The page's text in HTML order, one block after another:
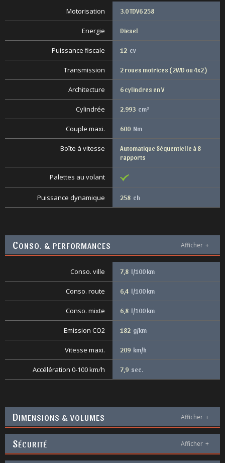
Motorisation 3.0 TDV6 258
Energie Diesel
Puissance fiscale 12 cv
Transmission 2 roues motrices ( 2WD ou 4x2 )
Architecture 6 cylindres en V
Cylindrée 2.993 cm³
Couple maxi. 600 Nm
Boîte à vitesse
Automatique Séquentielle à 8
rapports
Palettes au volant
Puissance dynamique 258 ch
CONSO. & PERFORMANCES Afficher +
Conso. ville 7,8 l/100 km
Conso. route 6,4 l/100 km
Conso. mixte 6,8 l/100 km
Emission CO2 182 g/km
Vitesse maxi. 209 km/h
Accélération 0-100 km/h 7,9 sec.
DIMENSIONS & VOLUMES Afficher +
SÉCURITÉ Afficher +